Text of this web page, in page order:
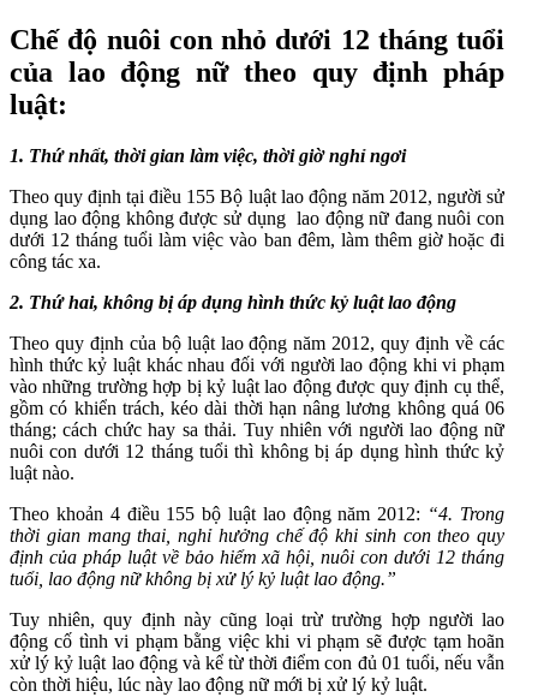
Chế độ nuôi con nhỏ dưới 12 tháng tuổi
của lao động nữ theo quy định pháp
luật:
1. Thứ nhất, thời gian làm việc, thời giờ nghỉ ngơi
Theo quy định tại điều 155 Bộ luật lao động năm 2012, người sử
dụng lao động không được sử dụng lao động nữ đang nuôi con
dưới 12 tháng tuổi làm việc vào ban đêm, làm thêm giờ hoặc đi
công tác xa.
2. Thứ hai, không bị áp dụng hình thức kỷ luật lao động
Theo quy định của bộ luật lao động năm 2012, quy định về các
hình thức kỷ luật khác nhau đối với người lao động khi vi phạm
vào những trường hợp bị kỷ luật lao động được quy định cụ thể,
gồm có khiển trách, kéo dài thời hạn nâng lương không quá 06
tháng; cách chức hay sa thải. Tuy nhiên với người lao động nữ
nuôi con dưới 12 tháng tuổi thì không bị áp dụng hình thức kỷ
luật nào.
Theo khoản 4 điều 155 bộ luật lao động năm 2012: “4. Trong
thời gian mang thai, nghỉ hưởng chế độ khi sinh con theo quy
định của pháp luật về bảo hiểm xã hội, nuôi con dưới 12 tháng
tuổi, lao động nữ không bị xử lý kỷ luật lao động.”
Tuy nhiên, quy định này cũng loại trừ trường hợp người lao
động cố tình vi phạm bằng việc khi vi phạm sẽ được tạm hoãn
xử lý kỷ luật lao động và kể từ thời điểm con đủ 01 tuổi, nếu vẫn
còn thời hiệu, lúc này lao động nữ mới bị xử lý kỷ luật.